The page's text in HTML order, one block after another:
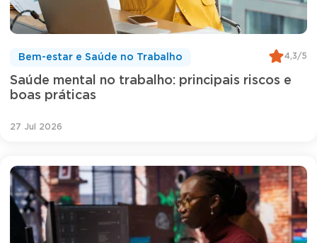
Saúde mental no trabalho: principais riscos e
boas práticas
Bem-estar e Saúde no Trabalho 4,3/5
27 Jul 2026